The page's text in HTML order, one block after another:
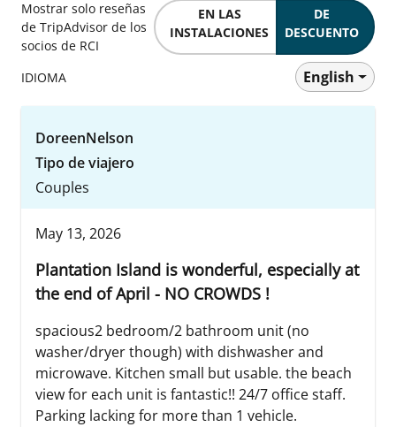
Mostrar solo reseñas
de TripAdvisor de los
socios de RCI
EN LAS
INSTALACIONES
DE
DESCUENTO
IDIOMA English
DoreenNelson
Tipo de viajero
Couples
May 13, 2026
Plantation Island is wonderful, especially at
the end of April - NO CROWDS !
spacious2 bedroom/2 bathroom unit (no
washer/dryer though) with dishwasher and
microwave. Kitchen small but usable. the beach
view for each unit is fantastic!! 24/7 office staff.
Parking lacking for more than 1 vehicle.